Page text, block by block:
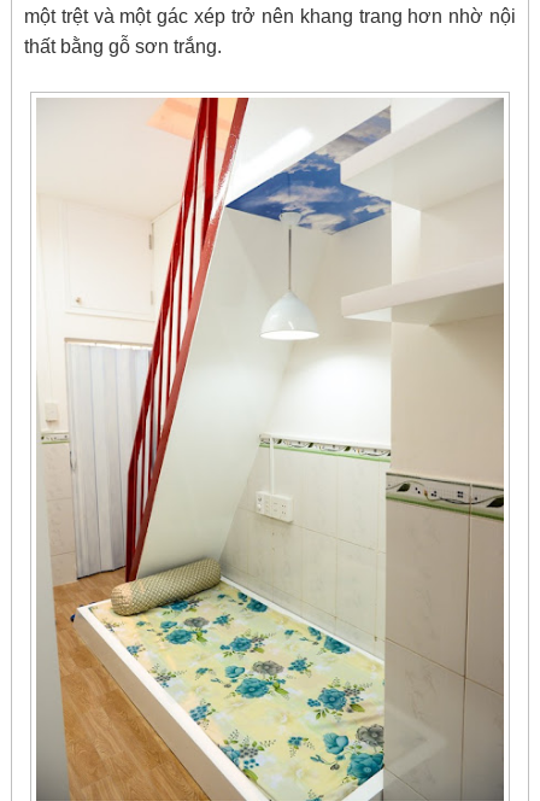
một trệt và một gác xép trở nên khang trang hơn nhờ nội
thất bằng gỗ sơn trắng.